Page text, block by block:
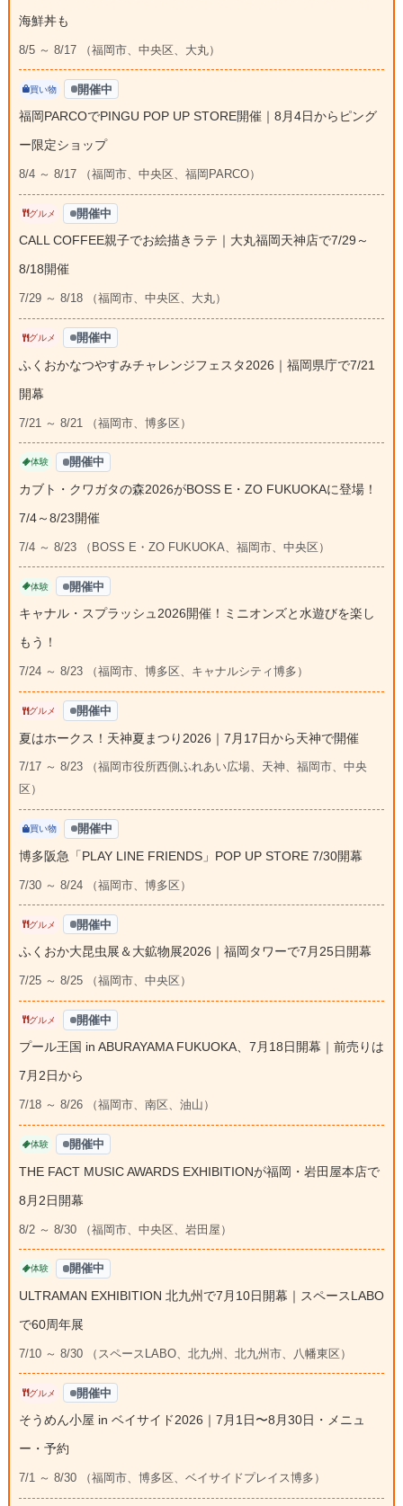
海鮮丼も
8/5 ～ 8/17 （福岡市、中央区、大丸）
買い物 開催中
福岡PARCOでPINGU POP UP STORE開催｜8月4日からピング
ー限定ショップ
8/4 ～ 8/17 （福岡市、中央区、福岡PARCO）
グルメ 開催中
CALL COFFEE親子でお絵描きラテ｜大丸福岡天神店で7/29～
8/18開催
7/29 ～ 8/18 （福岡市、中央区、大丸）
グルメ 開催中
ふくおかなつやすみチャレンジフェスタ2026｜福岡県庁で7/21
開幕
7/21 ～ 8/21 （福岡市、博多区）
体験 開催中
カブト・クワガタの森2026がBOSS E・ZO FUKUOKAに登場！
7/4～8/23開催
7/4 ～ 8/23 （BOSS E・ZO FUKUOKA、福岡市、中央区）
体験 開催中
キャナル・スプラッシュ2026開催！ミニオンズと水遊びを楽し
もう！
7/24 ～ 8/23 （福岡市、博多区、キャナルシティ博多）
グルメ 開催中
夏はホークス！天神夏まつり2026｜7月17日から天神で開催
7/17 ～ 8/23 （福岡市役所西側ふれあい広場、天神、福岡市、中央
区）
買い物 開催中
博多阪急「PLAY LINE FRIENDS」POP UP STORE 7/30開幕
7/30 ～ 8/24 （福岡市、博多区）
グルメ 開催中
ふくおか大昆虫展＆大鉱物展2026｜福岡タワーで7月25日開幕
7/25 ～ 8/25 （福岡市、中央区）
グルメ 開催中
プール王国 in ABURAYAMA FUKUOKA、7月18日開幕｜前売りは
7月2日から
7/18 ～ 8/26 （福岡市、南区、油山）
体験 開催中
THE FACT MUSIC AWARDS EXHIBITIONが福岡・岩田屋本店で
8月2日開幕
8/2 ～ 8/30 （福岡市、中央区、岩田屋）
体験 開催中
ULTRAMAN EXHIBITION 北九州で7月10日開幕｜スペースLABO
で60周年展
7/10 ～ 8/30 （スペースLABO、北九州、北九州市、八幡東区）
グルメ 開催中
そうめん小屋 in ベイサイド2026｜7月1日〜8月30日・メニュ
ー・予約
7/1 ～ 8/30 （福岡市、博多区、ベイサイドプレイス博多）